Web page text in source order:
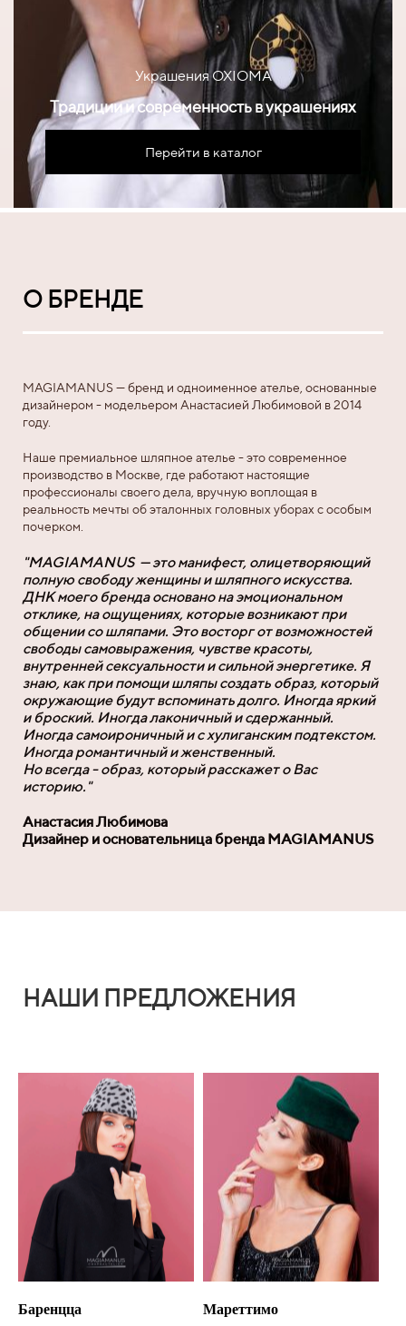
Украшения OXIOMA
Традиции и современность в украшениях
Перейти в каталог
О БРЕНДЕ
MAGIAMANUS — бренд и одноименное ателье, основанные
дизайнером - модельером Анастасией Любимовой в 2014
году.
Наше премиальное шляпное ателье - это современное
производство в Москве, где работают настоящие
профессионалы своего дела, вручную воплощая в
реальность мечты об эталонных головных уборах с особым
почерком.
"MAGIAMANUS — это манифест, олицетворяющий
полную свободу женщины и шляпного искусства.
ДНК моего бренда основано на эмоциональном
отклике, на ощущениях, которые возникают при
общении со шляпами. Это восторг от возможностей
свободы самовыражения, чувстве красоты,
внутренней сексуальности и сильной энергетике. Я
знаю, как при помощи шляпы создать образ, который
окружающие будут вспоминать долго. Иногда яркий
и броский. Иногда лаконичный и сдержанный.
Иногда самоироничный и с хулиганским подтекстом.
Иногда романтичный и женственный.
Но всегда - образ, который расскажет о Вас
историю."
Анастасия Любимова
Дизайнер и основательница бренда MAGIAMANUS
НАШИ ПРЕДЛОЖЕНИЯ
Баренцца Мареттимо